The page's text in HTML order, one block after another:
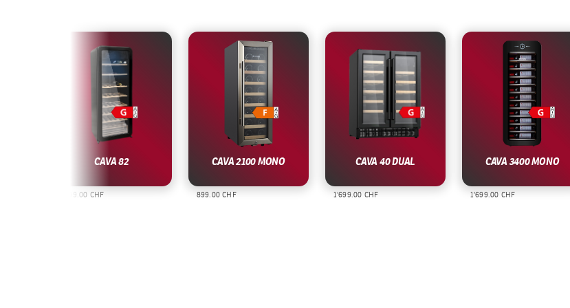
CAVA 82
1’799.00 CHF
CAVA 2100 MONO
899.00 CHF
CAVA 40 DUAL
1’699.00 CHF
CAVA 3400 MONO
1’699.00 CHF